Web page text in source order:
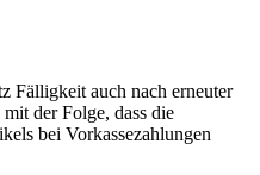
Fälligkeit auch nach erneuter
der Folge, dass die
bei Vorkassezahlungen